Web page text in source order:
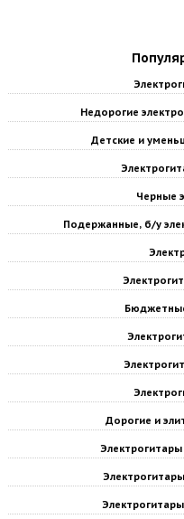
Недорогие
Детские и
Черные
Подержанные, б/у
Дорогие и